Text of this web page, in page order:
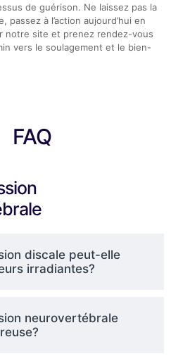
de guérison. Ne laissez pas la
à l’action aujourd’hui en
notre site et prenez rendez-vous
vers le soulagement et le bien-
FAQ
discale peut-elle
irradiantes?
neurovertébrale